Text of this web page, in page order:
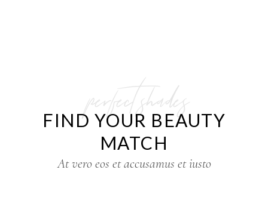
perfect shades
FIND YOUR BEAUTY
MATCH
At vero eos et accusamus et iusto